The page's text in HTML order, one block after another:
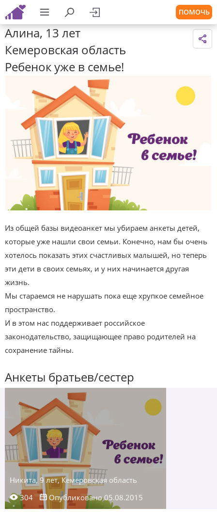
ПОМОЧЬ
Алина, 13 лет
Кемеровская область
Ребенок уже в семье!
Из общей базы видеоанкет мы убираем анкеты детей,
которые уже нашли свои семьи. Конечно, нам бы очень
хотелось показать этих счастливых малышей, но теперь
эти дети в своих семьях, и у них начинается другая
жизнь.
Мы стараемся не нарушать пока еще хрупкое семейное
пространство.
И в этом нас поддерживает российское
законодательство, защищающее право родителей на
сохранение тайны.
Анкеты братьев/сестер
Никита, 9 лет, Кемеровская область
304
Опубликовано 05.08.2015